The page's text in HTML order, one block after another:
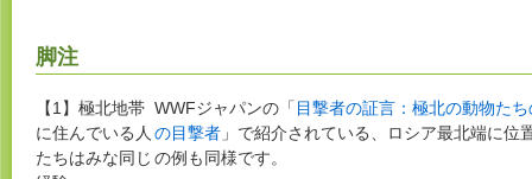
脚注
【1】 極北地帯
に住んでいる人
たちはみな同じ
WWFジャパンの「 目撃者の証言：極北の動物た
の目撃者 」で紹介されている、ロシア最北端に位
の例も同様です。